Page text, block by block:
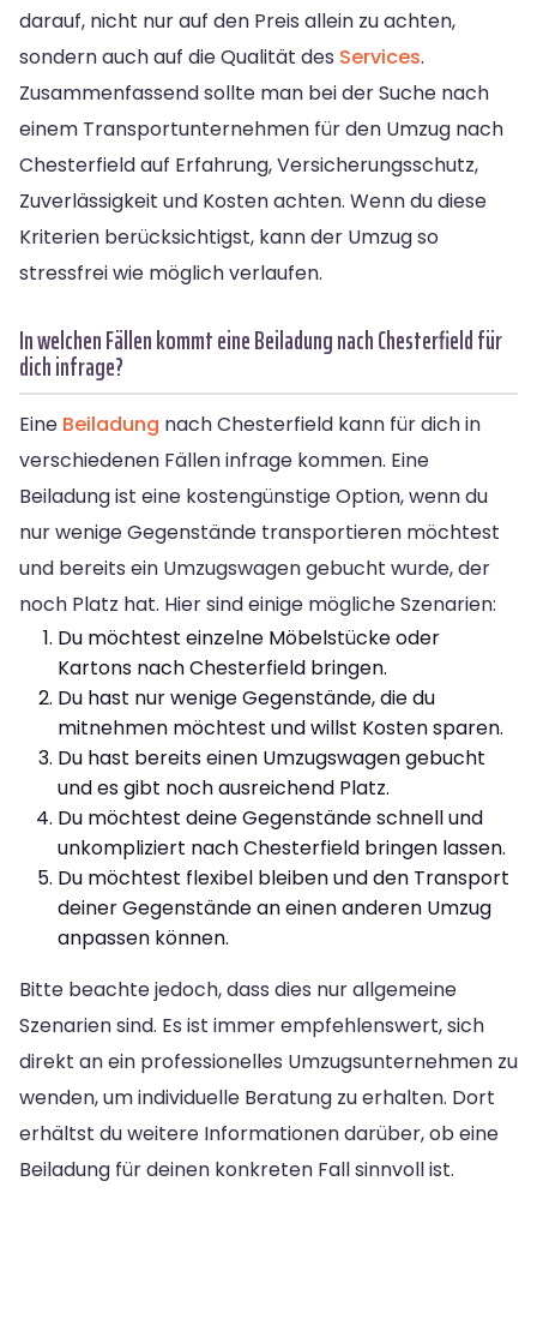
darauf, nicht nur auf den Preis allein zu achten,
sondern auch auf die Qualität des Services.
Zusammenfassend sollte man bei der Suche nach
einem Transportunternehmen für den Umzug nach
Chesterfield auf Erfahrung, Versicherungsschutz,
Zuverlässigkeit und Kosten achten. Wenn du diese
Kriterien berücksichtigst, kann der Umzug so
stressfrei wie möglich verlaufen.
In welchen Fällen kommt eine Beiladung nach Chesterfield für
dich infrage?
Eine Beiladung nach Chesterfield kann für dich in
verschiedenen Fällen infrage kommen. Eine
Beiladung ist eine kostengünstige Option, wenn du
nur wenige Gegenstände transportieren möchtest
und bereits ein Umzugswagen gebucht wurde, der
noch Platz hat. Hier sind einige mögliche Szenarien:
Du möchtest einzelne Möbelstücke oder
Kartons nach Chesterfield bringen.
Du hast nur wenige Gegenstände, die du
mitnehmen möchtest und willst Kosten sparen.
Du hast bereits einen Umzugswagen gebucht
und es gibt noch ausreichend Platz.
Du möchtest deine Gegenstände schnell und
unkompliziert nach Chesterfield bringen lassen.
Du möchtest flexibel bleiben und den Transport
deiner Gegenstände an einen anderen Umzug
anpassen können.
Bitte beachte jedoch, dass dies nur allgemeine
Szenarien sind. Es ist immer empfehlenswert, sich
direkt an ein professionelles Umzugsunternehmen zu
wenden, um individuelle Beratung zu erhalten. Dort
erhältst du weitere Informationen darüber, ob eine
Beiladung für deinen konkreten Fall sinnvoll ist.